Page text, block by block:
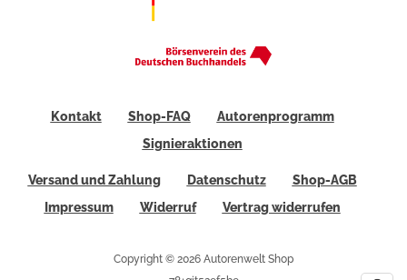
Kontakt Shop-FAQ
Autorenprogramm
Signieraktionen
Versand und Zahlung Datenschutz
Shop-AGB
Impressum
Widerruf Vertrag widerrufen
Copyright © 2026 Autorenwelt Shop